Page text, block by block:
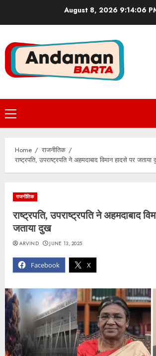
August 8, 2026 9:14:07
Primary
Menu
Home
राजनीतिक
राष्ट्रपति, उपराष्ट्रपति ने अहमदाबाद विमान हादसे पर
राजनीतिक
राष्ट्रपति, उपराष्ट्रपति ने अहमदाबाद
जताया दुख
Facebook X
ARVIND JUNE 13, 2025